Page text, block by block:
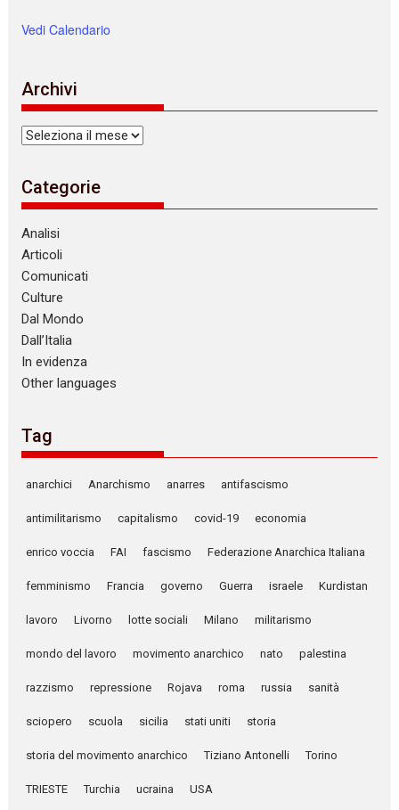
Vedi Calendario
Archivi
Archivi
Categorie
Analisi
Articoli
Comunicati
Culture
Dal Mondo
Dall’Italia
In evidenza
Other languages
Tag
anarchici Anarchismo anarres antifascismo
antimilitarismo capitalismo covid-19 economia
enrico voccia FAI fascismo Federazione Anarchica Italiana
femminismo Francia governo Guerra israele Kurdistan
lavoro Livorno lotte sociali Milano militarismo
mondo del lavoro movimento anarchico nato palestina
razzismo repressione Rojava roma russia sanità
sciopero scuola sicilia stati uniti storia
storia del movimento anarchico Tiziano Antonelli Torino
TRIESTE Turchia ucraina USA